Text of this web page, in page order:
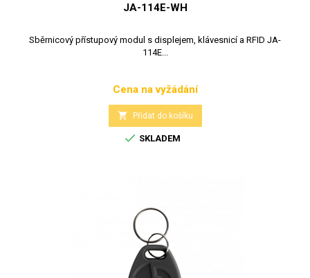
JA-114E-WH
Sběrnicový přístupový modul s displejem, klávesnicí a RFID JA-
114E...
Cena
Cena na vyžádání
 Přidat do košíku
 SKLADEM